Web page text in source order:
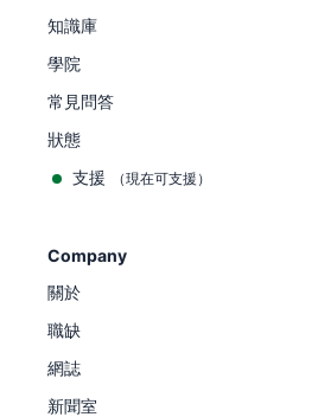
知識庫
學院
常見問答
狀態
支援
（現在可支援）
Company
關於
職缺
網誌
新聞室